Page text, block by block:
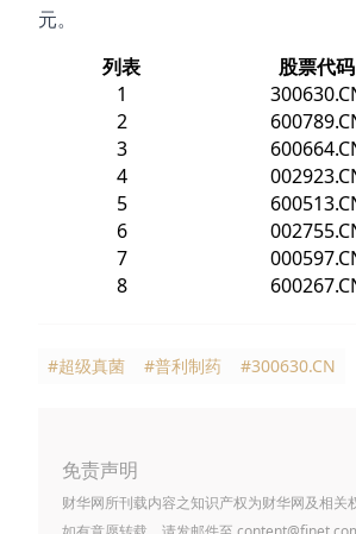
元。
列表
股票代码
1
2
3
4
5
6
7
8
#超级真菌 #普利制药 #300630.CN
免责声明
财华网所刊载内容之知识产权为财华网及相关